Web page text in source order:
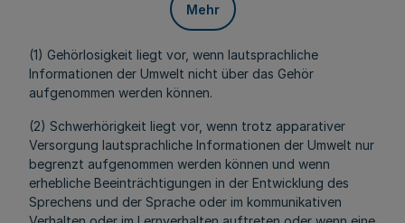
Mehr
(1) Gehörlosigkeit liegt vor, wenn lautsprachliche
Informationen der Umwelt nicht über das Gehör
aufgenommen werden können.
(2) Schwerhörigkeit liegt vor, wenn trotz apparativer
Versorgung lautsprachliche Informationen der Umwelt nur
begrenzt aufgenommen werden können und wenn
erhebliche Beeinträchtigungen in der Entwicklung des
Sprechens und der Sprache oder im kommunikativen